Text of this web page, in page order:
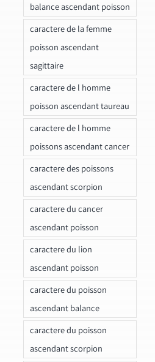
balance ascendant poisson
caractere de la femme
poisson ascendant
sagittaire
caractere de l homme
poisson ascendant taureau
caractere de l homme
poissons ascendant cancer
caractere des poissons
ascendant scorpion
caractere du cancer
ascendant poisson
caractere du lion
ascendant poisson
caractere du poisson
ascendant balance
caractere du poisson
ascendant scorpion